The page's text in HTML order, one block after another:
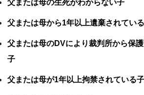
父または母の生死がわからない子
父または母から1年以上遺棄されてい
父または母のDVにより裁判所から保
子
父または母が1年以上拘禁されている子